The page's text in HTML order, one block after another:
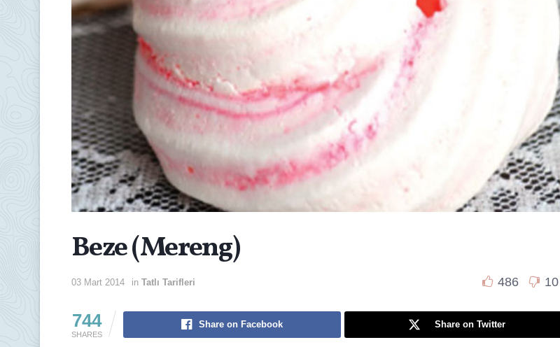
Beze (Mereng)
03 Mart 2014 in Tatlı Tarifleri 486 10
744
SHARES
Share on Facebook Share on Twitter